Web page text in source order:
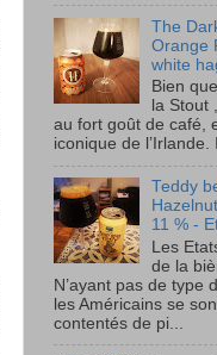
The
Orange
white
Bien
la Stout
au fort goût de café,
iconique de
Teddy
11 % -
Les
de la
N’ayant pas de type
les Américains se
contentés de pi...